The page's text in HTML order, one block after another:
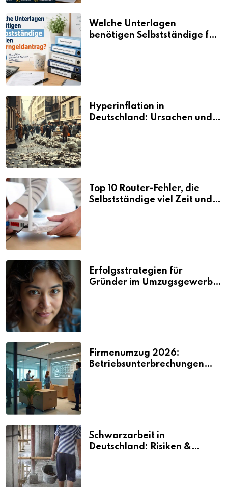
Welche Unterlagen
benötigen Selbstständige für
Hyperinflation in
Deutschland: Ursachen und
Top 10 Router-Fehler, die
Selbstständige viel Zeit und
Erfolgsstrategien für
Gründer im Umzugsgewerbe
Firmenumzug 2026:
Betriebsunterbrechungen
Schwarzarbeit in
Deutschland: Risiken &